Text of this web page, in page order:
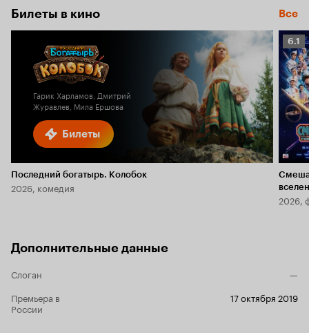
Билеты в кино Все
Билеты
Гарик Харламов, Дмитрий
Журавлев, Мила Ершова
Последний богатырь. Колобок
2026, комедия
6.1
6.1
2026,
Дополнительные данные
Слоган
—
Премьера в
России
17 октября 2019